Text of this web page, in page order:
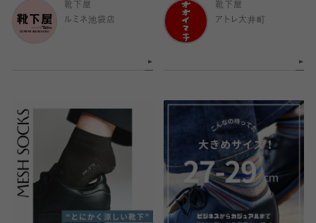
靴下屋
ルミネ池袋店
靴下屋
アトレ大井町